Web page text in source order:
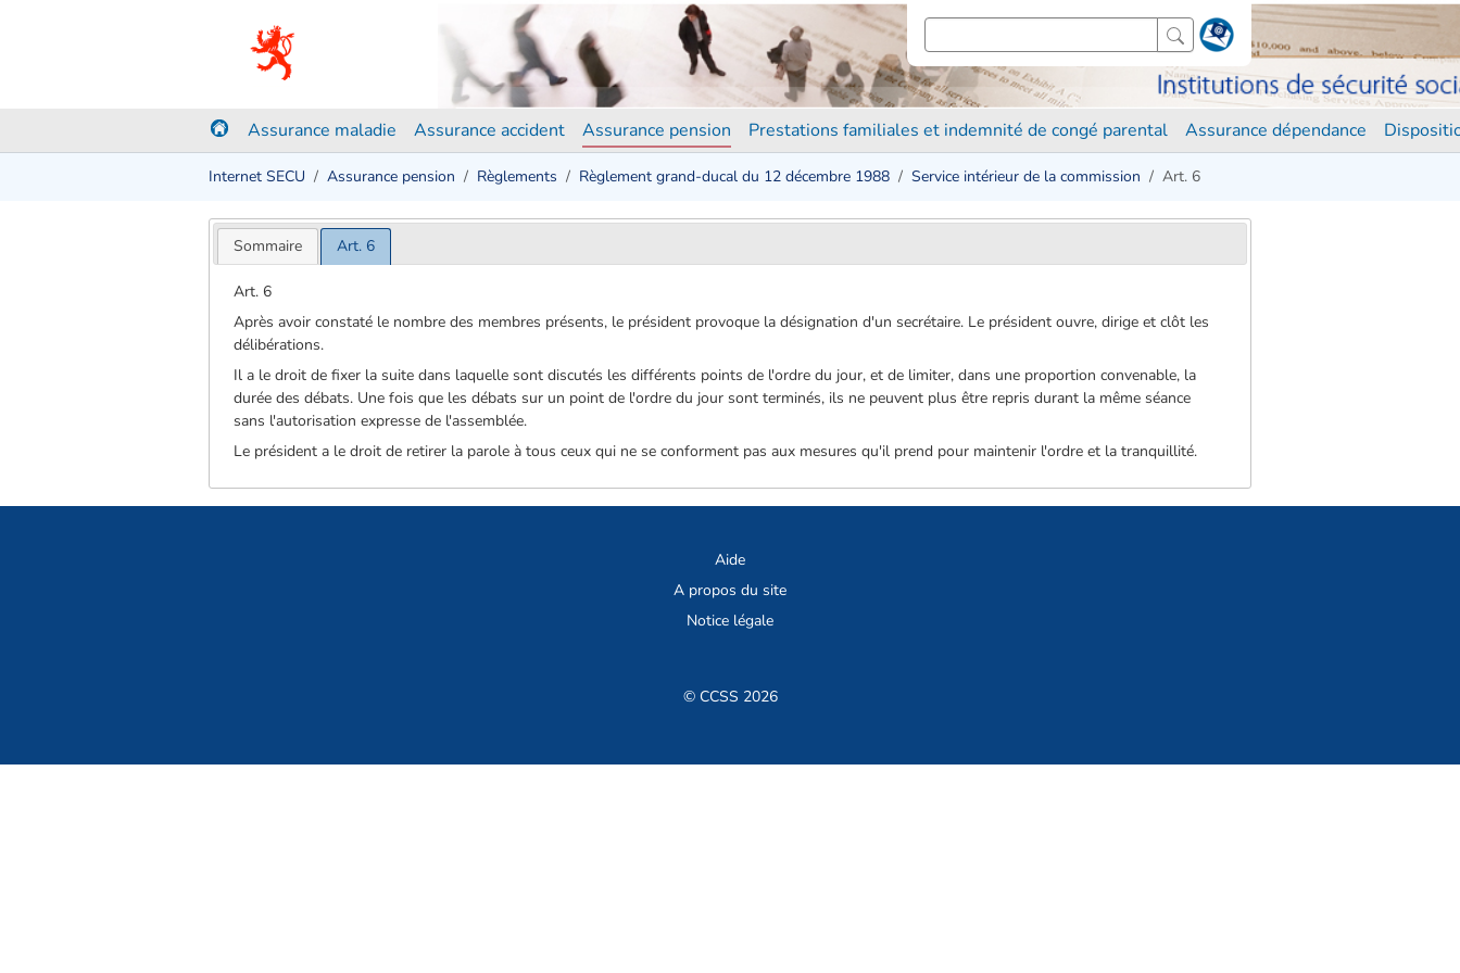
Assurance maladie Assurance accident Assurance pension Prestations familiales et indemnité de congé parental Assurance dépendance
Internet SECU Assurance pension Règlements Règlement grand-ducal du 12 décembre 1988 Service intérieur de la commission Art. 6
Sommaire Art. 6
Art. 6
Après avoir constaté le nombre des membres présents, le président provoque la désignation d'un secrétaire. Le président ouvre, dirige et clôt les
délibérations.
Il a le droit de fixer la suite dans laquelle sont discutés les différents points de l'ordre du jour, et de limiter, dans une proportion convenable, la
durée des débats. Une fois que les débats sur un point de l'ordre du jour sont terminés, ils ne peuvent plus être repris durant la même séance
sans l'autorisation expresse de l'assemblée.
Le président a le droit de retirer la parole à tous ceux qui ne se conforment pas aux mesures qu'il prend pour maintenir l'ordre et la tranquillité.
Aide
A propos du site
Notice légale
© CCSS 2026